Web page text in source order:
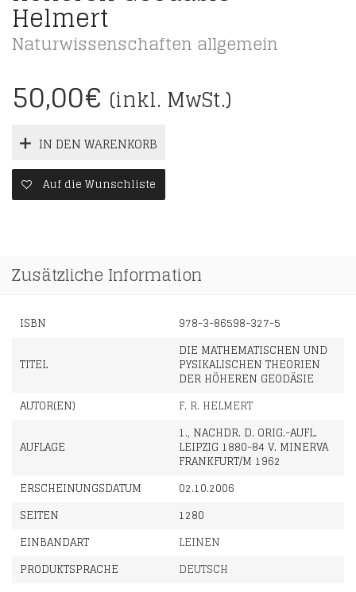
Helmert
Naturwissenschaften allgemein
50,00€ (inkl. MwSt.)
IN DEN WARENKORB
Auf die Wunschliste
Zusätzliche Information
ISBN 978-3-86598-327-5
TITEL
DIE MATHEMATISCHEN UND
PYSIKALISCHEN THEORIEN
DER HÖHEREN GEODÄSIE
AUTOR(EN)
F. R. HELMERT
AUFLAGE
1., NACHDR. D. ORIG.-AUFL.
LEIPZIG 1880-84 V. MINERVA
FRANKFURT/M 1962
ERSCHEINUNGSDATUM
02.10.2006
SEITEN
1280
EINBANDART
LEINEN
PRODUKTSPRACHE
DEUTSCH